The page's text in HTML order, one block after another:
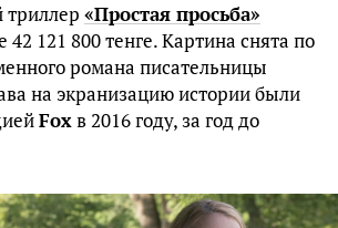
«Простая просьба»
42 121 800 тенге. Картина снята по
романа писательницы
на экранизацию истории были
Foxв 2016 году, за год до